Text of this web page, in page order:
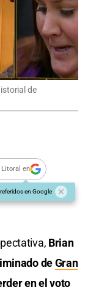
de
Litoral en
en Google
Brian
deGran
en el voto